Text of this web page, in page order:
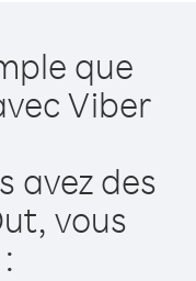
que
Viber
avez des
vous